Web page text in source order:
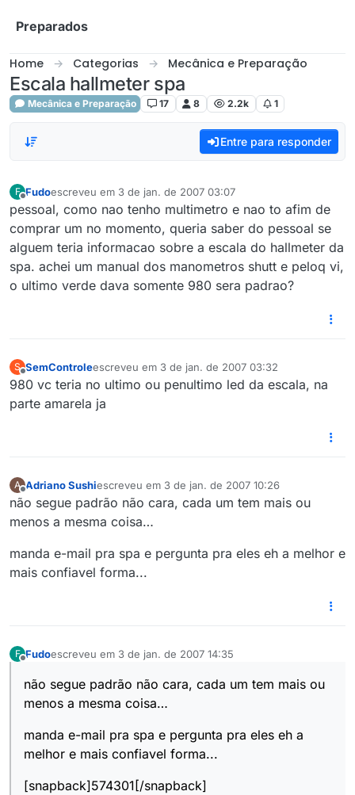
Preparados
Home Categorias Mecânica e Preparação
Escala hallmeter spa
Mecânica e Preparação 17 8 2.2k 1
Entre para responder
F
Offline
Fudoescreveu em 3 de jan. de 2007 03:07
última edição por
pessoal, como nao tenho multimetro e nao to afim de
comprar um no momento, queria saber do pessoal se
alguem teria informacao sobre a escala do hallmeter da
spa. achei um manual dos manometros shutt e peloq vi,
o ultimo verde dava somente 980 sera padrao?
S
Offline
SemControleescreveu em 3 de jan. de 2007 03:32
última edição por
980 vc teria no ultimo ou penultimo led da escala, na
parte amarela ja
A Adriano Sushiescreveu em 3 de jan. de 2007 10:26
última edição por
não segue padrão não cara, cada um tem mais ou
menos a mesma coisa…
manda e-mail pra spa e pergunta pra eles eh a melhor e
mais confiavel forma...
F Fudoescreveu em 3 de jan. de 2007 14:35
última edição por
não segue padrão não cara, cada um tem mais ou
menos a mesma coisa…
manda e-mail pra spa e pergunta pra eles eh a
melhor e mais confiavel forma...
[snapback]574301[/snapback]